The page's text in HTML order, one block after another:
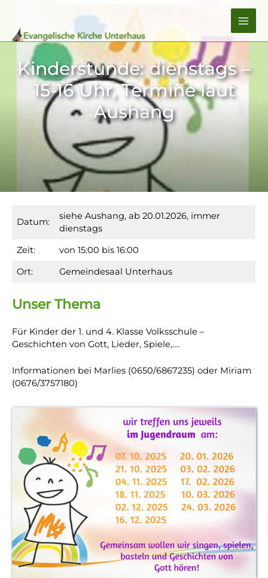
springen
Kinderstunde: dienstags –
15-16 Uhr, Termine laut
Aushang
Datum:
siehe Aushang, ab 20.01.2026, immer
dienstags
Zeit:
von 15:00 bis 16:00
Ort:
Gemeindesaal Unterhaus
Unser Thema
Für Kinder der 1. und 4. Klasse Volksschule –
Geschichten von Gott, Lieder, Spiele,….
Informationen bei Marlies (0650/6867235) oder Miriam
(0676/3757180)